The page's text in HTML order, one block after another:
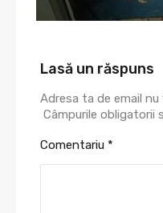
Lasă un răspuns
Adresa ta de email nu
Câmpurile obligatorii
Comentariu *